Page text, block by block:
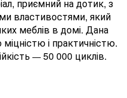
приємний на дотик, з
властивостями, який
меблів в домі. Дана
і практичністю.
—50 000 циклів.